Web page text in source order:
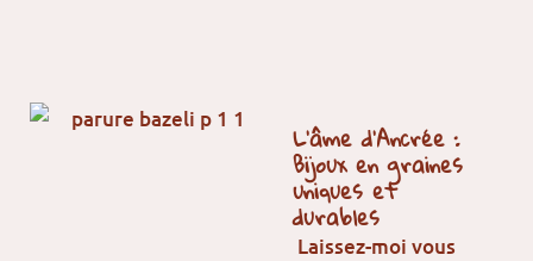
L’âme d’Ancrée :
Bijoux en graines
uniques et
durables
Laissez-moi vous